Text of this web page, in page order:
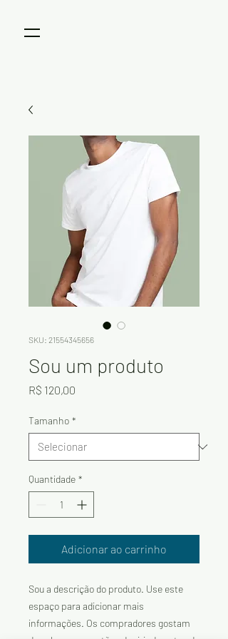
SKU: 21554345656
Sou um produto
R$ 120,00
Tamanho *
Quantidade *
Adicionar ao carrinho
Sou a descrição do produto. Use este
espaço para adicionar mais
informações. Os compradores gostam